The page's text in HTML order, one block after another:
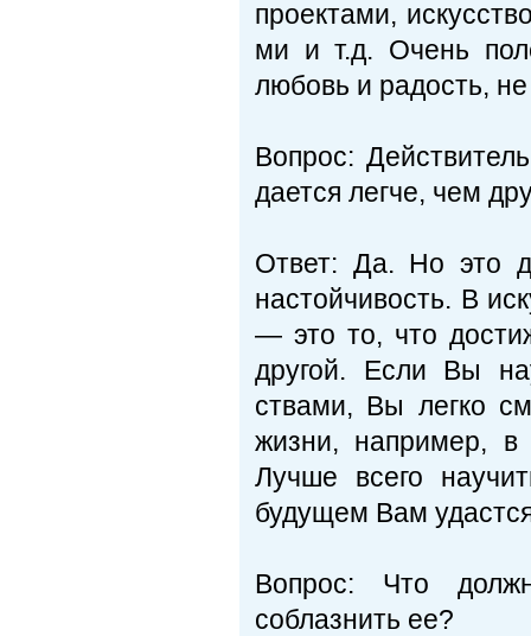
проектами,
ми и т.д. Очень
любовь и радость,
Вопрос:
дается легче, чем
Ответ: Да. Но это
настойчивость. В
— это то, что
другой. Если Вы
ствами, Вы легко
жизни, например, в
Лучше всего
будущем Вам
Вопрос: Что
соблазнить ее?